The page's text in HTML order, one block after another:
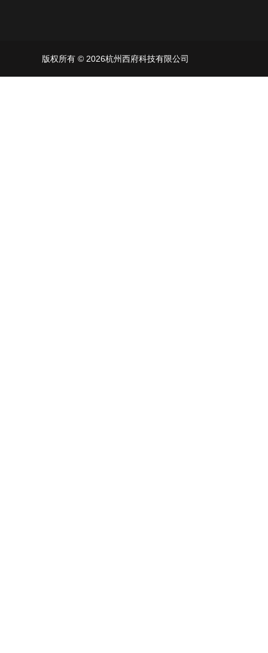
版权所有 © 2026杭州西府科技有限公司